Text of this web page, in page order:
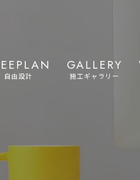
自由設計
GALLERY
施工ギャラリー